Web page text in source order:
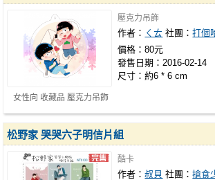
女性向 收藏品 壓克力吊飾
壓克力吊飾
作者： ㄑㄊ 社團：打個
價格：80元
發售日期：2016-02-14
尺寸：約6 * 6 cm
松野家 哭哭六子明信片組
酷卡
作者：叔貝 社團：搶食